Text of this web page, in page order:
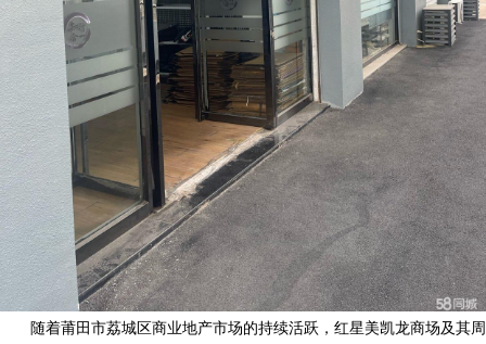
随着莆田市荔城区商业地产市场的持续活跃，红星美凯龙商场及其周